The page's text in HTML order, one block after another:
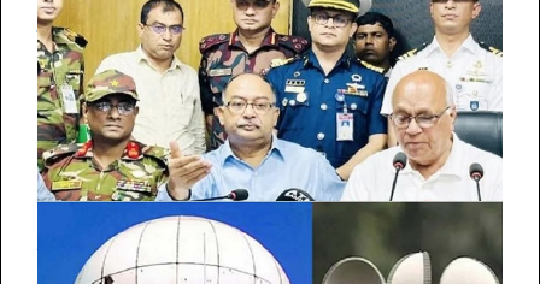
প্রধান উপদেষ্টাকে এরদোয়ানের ফোন, পরস্পরকে নিজ দেশে আমন্ত্রণ
বন্যায় প্রাণহানি ২৭, ক্ষতিগ্রস্ত ৫৬ লাখ মানুষ: ত্রাণ উপদেষ্টা